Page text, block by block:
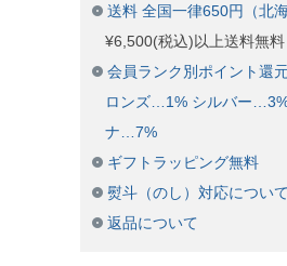
送料 全国一律650円（北
¥6,500(税込)以上送料無料
会員ランク別ポイント還
ロンズ…1% シルバー
ナ…7%
ギフトラッピング無料
熨斗（のし）対応について
返品について